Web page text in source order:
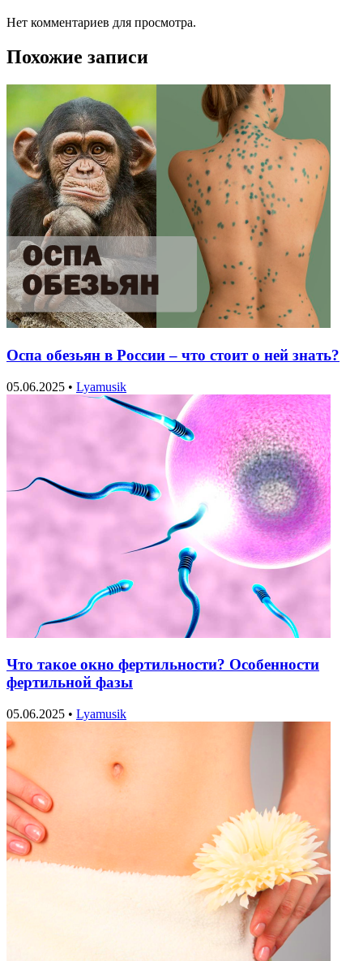
Нет комментариев для просмотра.
Похожие записи
Оспа обезьян в России – что стоит о ней знать?
05.06.2025 • Lyamusik
Что такое окно фертильности? Особенности
фертильной фазы
05.06.2025 • Lyamusik